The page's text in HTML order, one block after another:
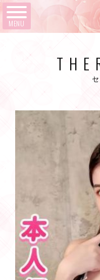
MENU